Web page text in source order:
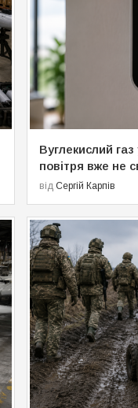
Вуглекислий газ
повітря вже не
від Сергій Карпів